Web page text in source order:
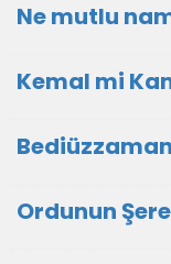
Ne mutlu
Kemal mi
Ordunun